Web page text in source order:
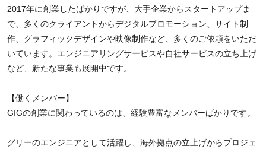
2017年に創業したばかりですが、大手企業からスタートアップま
で、多くのクライアントからデジタルプロモーション、サイト制
作、グラフィックデザインや映像制作など、多くのご依頼をいただ
いています。エンジニアリングサービスや自社サービスの立ち上げ
など、新たな事業も展開中です。
【働くメンバー】
GIGの創業に関わっているのは、経験豊富なメンバーばかりです。
グリーのエンジニアとして活躍し、海外拠点の立上げからプロジェ